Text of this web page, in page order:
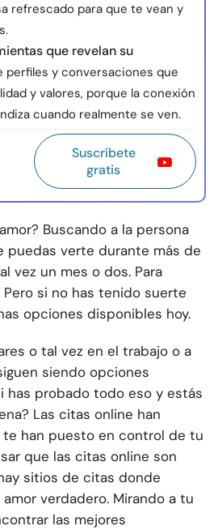
refrescado para que te vean y
que revelan su
perfiles y conversaciones que
y valores, porque la conexión
cuando realmente se ven.
Suscríbete
gratis
Buscando a la persona
puedas verte durante más de
vez un mes o dos. Para
Pero si no has tenido suerte
opciones disponibles hoy.
o tal vez en el trabajo o a
siendo opciones
has probado todo eso y estás
Las citas online han
han puesto en control de tu
que las citas online son
sitios de citas donde
verdadero. Mirando a tu
las mejores